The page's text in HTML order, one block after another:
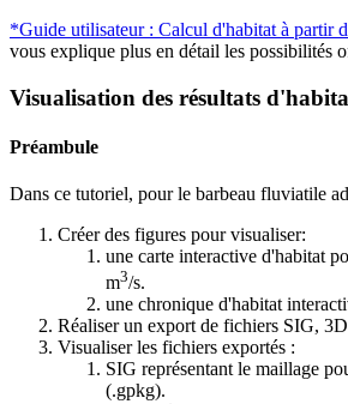
*Guide utilisateur : Calcul d'habitat à partir
vous explique plus en détail les possibilités
Visualisation des résultats
Préambule
Dans ce tutoriel, pour le barbeau fluviatile
Créer des figures pour visualiser:
une carte interactive d'habitat
m3/s.
une chronique d'habitat
Réaliser un export de fichiers SIG,
Visualiser les fichiers exportés :
SIG représentant le maillage
(.gpkg).